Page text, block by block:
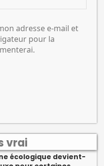
adresse e-mail et
pour la
vrai
écologique devient-